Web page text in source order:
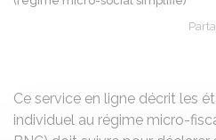
Ce service en ligne décrit les
individuel au régime micro-